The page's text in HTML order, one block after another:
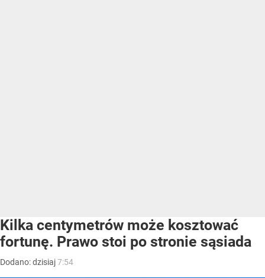
Kilka centymetrów może kosztować
fortunę. Prawo stoi po stronie sąsiada
Dodano:dzisiaj7:54